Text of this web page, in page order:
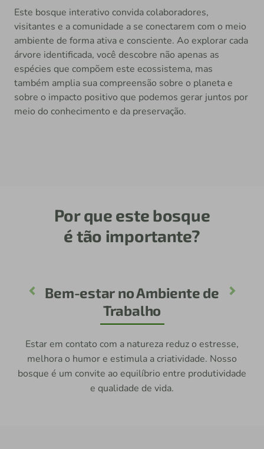
Este bosque interativo convida colaboradores,
visitantes e a comunidade a se conectarem com o meio
ambiente de forma ativa e consciente. Ao explorar cada
árvore identificada, você descobre não apenas as
espécies que compõem este ecossistema, mas
também amplia sua compreensão sobre o planeta e
sobre o impacto positivo que podemos gerar juntos por
meio do conhecimento e da preservação.
Por que este bosque
é tão importante?
Bem-estar no Ambiente de
Trabalho
Estar em contato com a natureza reduz o estresse,
melhora o humor e estimula a criatividade. Nosso
bosque é um convite ao equilíbrio entre produtividade
e qualidade de vida.
Previous Next